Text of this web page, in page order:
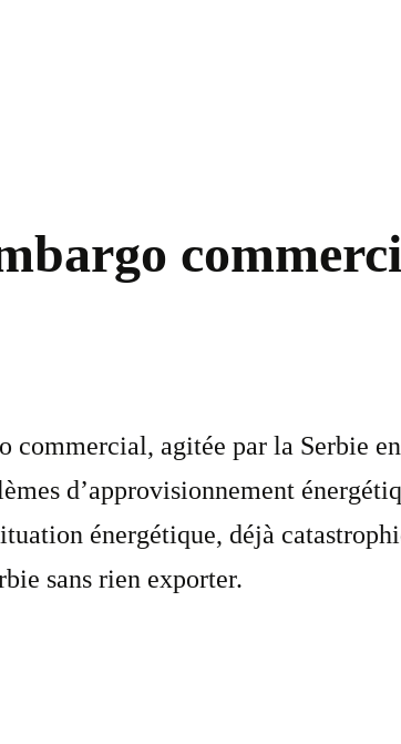
commercial, agitée par la Serbie
d’approvisionnement
énergétique, déjà
sans rien exporter.